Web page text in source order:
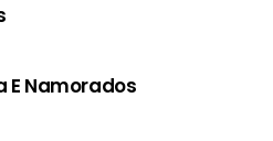
E Namorados